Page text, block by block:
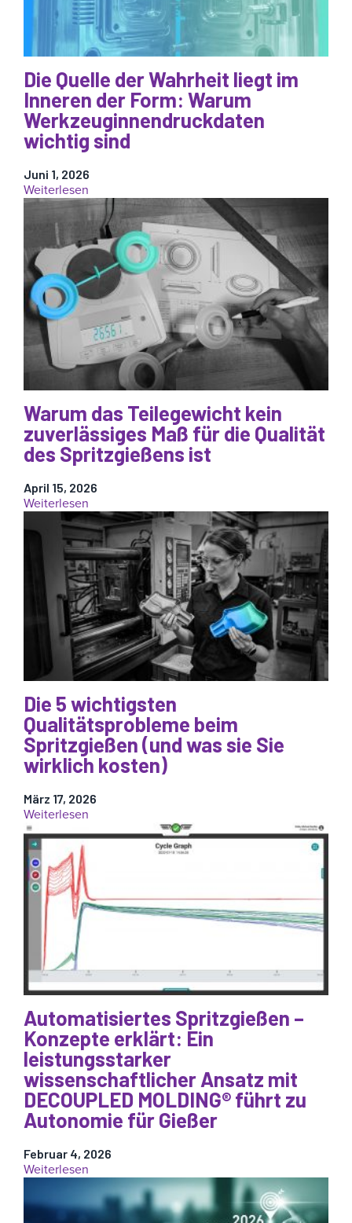
der
Prozesskontrolle
Die Quelle der Wahrheit liegt im
Inneren der Form: Warum
Werkzeuginnendruckdaten
wichtig sind
Juni 1, 2026
Weiterlesen
Die
Quelle
der
Wahrheit
liegt
im
Inneren
Form:
Warum
Werkzeuginnendruckdaten
wichtig
sind
Warum das Teilegewicht kein
zuverlässiges Maß für die Qualität
des Spritzgießens ist
April 15, 2026
Weiterlesen
Warum
das
Teilegewicht
kein
zuverlässiges
Maß
für
die
Qualität
des
Spritzgießens
Die 5 wichtigsten
Qualitätsprobleme beim
Spritzgießen (und was sie Sie
wirklich kosten)
März 17, 2026
Weiterlesen
Die
5
beim
Spritzgießen
Sie
wirklich
Automatisiertes Spritzgießen –
Konzepte erklärt: Ein
leistungsstarker
wissenschaftlicher Ansatz mit
DECOUPLED MOLDING® führt zu
Autonomie für Gießer
Februar 4, 2026
Weiterlesen
Automatisiertes
Spritzgießen
–